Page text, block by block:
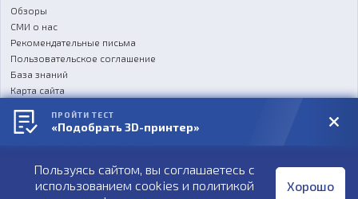
Обзоры
СМИ о нас
Рекомендательные письма
Пользовательское соглашение
База знаний
Карта сайта
Согласие на обработку персональных данных
Публичная оферта
Пользуясь сайтом, вы соглашаетесь с
использованием cookies и политикой
Хорошо
ПРОЙТИ ТЕСТ
«Подобрать 3D-принтер»